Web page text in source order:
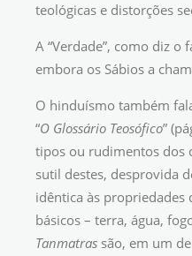
teológicas e distorções
A “Verdade”, como diz o
embora os Sábios a
O hinduísmo também
“O Glossário Teosófico”
tipos ou rudimentos dos
sutil destes, desprovida
idêntica às propriedades
básicos – terra, água,
Tanmatras são, em um